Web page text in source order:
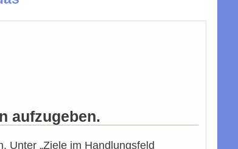
aufzugeben.
Unter „Ziele im Handlungsfeld